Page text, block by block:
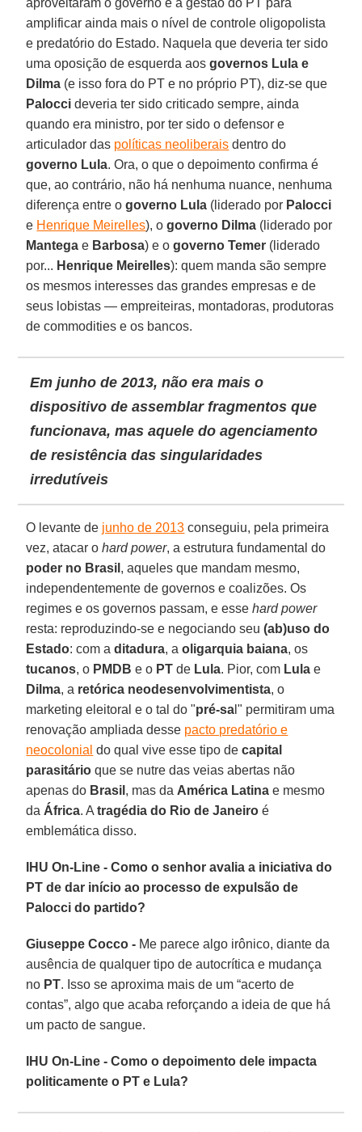
amplificar ainda mais o nível de controle oligopolista
e predatório do Estado. Naquela que deveria ter sido
uma oposição de esquerda aosgovernos Lula e
Dilma (e isso fora do PT e no próprio PT), diz-se que
Palocci deveria ter sido criticado sempre, ainda
quando era ministro, por ter sido o defensor e
articulador das políticas neoliberais dentro do
governo Lula. Ora, o que o depoimento confirma é
que, ao contrário, não há nenhuma nuance, nenhuma
diferença entre ogoverno Lula (liderado por Palocci
e Henrique Meirelles), o governo Dilma (liderado por
Mantega e Barbosa) e o governo Temer (liderado
por... Henrique Meirelles): quem manda são sempre
os mesmos interesses das grandes empresas e de
seus lobistas — empreiteiras, montadoras, produtoras
de commodities e os bancos.
Em junho de 2013, não era mais o
dispositivo de assemblar fragmentos que
funcionava, mas aquele do agenciamento
de resistência das singularidades
irredutíveis
O levante de junho de 2013 conseguiu, pela primeira
vez, atacar ohard power, a estrutura fundamental do
poder no Brasil , aqueles que mandam mesmo,
independentemente de governos e coalizões. Os
regimes e os governos passam, e essehard power
resta: reproduzindo-se e negociando seu(ab)uso do
Estado: com aditadura, a oligarquia baiana, os
tucanos, o PMDB e o PT de Lula. Pior, com Lula e
Dilma, a retórica neodesenvolvimentista, o
marketing eleitoral e o tal do "pré-sa l" permitiram uma
renovação ampliada desse pacto predatório e
neocolonial do qual vive esse tipo decapital
parasitário que se nutre das veias abertas não
apenas do Brasil , mas da América Latina e mesmo
da África. Atragédia do Rio de Janeiro é
emblemática disso.
IHU On-Line - Como o senhor avalia a iniciativa do
PT de dar início ao processo de expulsão de
Palocci do partido?
Giuseppe Cocco - Me parece algo irônico, diante da
ausência de qualquer tipo de autocrítica e mudança
no PT. Isso se aproxima mais de um “acerto de
contas”, algo que acaba reforçando a ideia de que há
um pacto de sangue.
IHU On-Line - Como o depoimento dele impacta
politicamente o PT e Lula?